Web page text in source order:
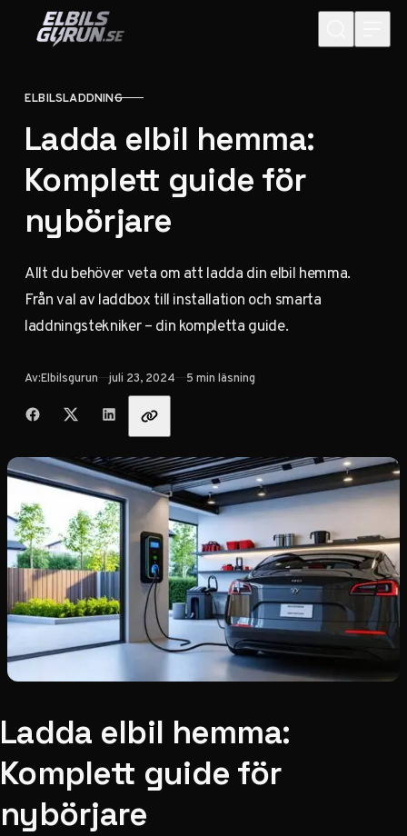
Hoppa till innehåll
KATEGORI
ELBILSLADDNING
Ladda elbil hemma:
Komplett guide för
nybörjare
Allt du behöver veta om att ladda din elbil hemma.
Från val av laddbox till installation och smarta
laddningstekniker – din kompletta guide.
Av:Elbilsgurun Publicerad
juli 23, 2024 5 min läsning
Dela med vänner
Ladda elbil hemma:
Komplett guide för
nybörjare